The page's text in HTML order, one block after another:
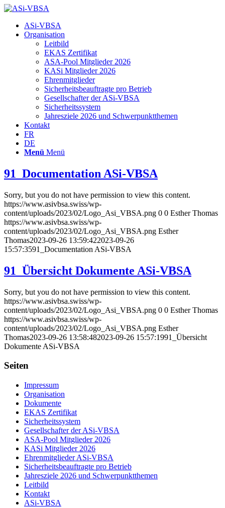
Hauptnavigation
ASi-VBSA
Organisation
Leitbild
EKAS Zertifikat
ASA-Pool Mitglieder 2026
KASi Mitglieder 2026
Ehrenmitglieder
Sicherheitsbeauftragte pro Betrieb
Gesellschafter der ASi-VBSA
Sicherheitssystem
Jahresziele 2026 und Schwerpunktthemen
Kontakt
FR
DE
Menü Menü
91_Documentation ASi-VBSA
Sorry, but you do not have permission to view this content.
https://www.asivbsa.swiss/wp-
content/uploads/2023/02/Logo_Asi_VBSA.png 0 0 Esther Thomas
https://www.asivbsa.swiss/wp-
content/uploads/2023/02/Logo_Asi_VBSA.png Esther
Thomas2023-09-26 13:59:422023-09-26
15:57:3591_Documentation ASi-VBSA
91_Übersicht Dokumente ASi-VBSA
Sorry, but you do not have permission to view this content.
https://www.asivbsa.swiss/wp-
content/uploads/2023/02/Logo_Asi_VBSA.png 0 0 Esther Thomas
https://www.asivbsa.swiss/wp-
content/uploads/2023/02/Logo_Asi_VBSA.png Esther
Thomas2023-09-26 13:58:482023-09-26 15:57:1991_Übersicht
Dokumente ASi-VBSA
Seiten
Impressum
Organisation
Dokumente
EKAS Zertifikat
Sicherheitssystem
Gesellschafter der ASi-VBSA
ASA-Pool Mitglieder 2026
KASi Mitglieder 2026
Ehrenmitglieder ASi-VBSA
Sicherheitsbeauftragte pro Betrieb
Jahresziele 2026 und Schwerpunktthemen
Leitbild
Kontakt
ASi-VBSA